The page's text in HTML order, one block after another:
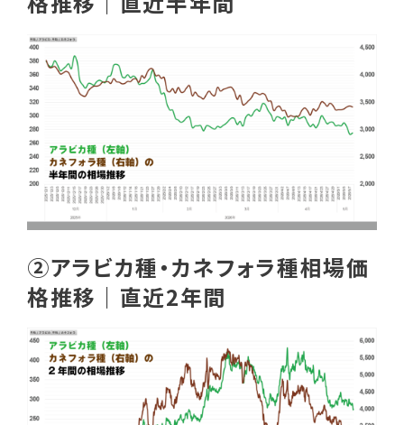
②アラビカ種・カネフォラ種相場価
格推移｜直近2年間